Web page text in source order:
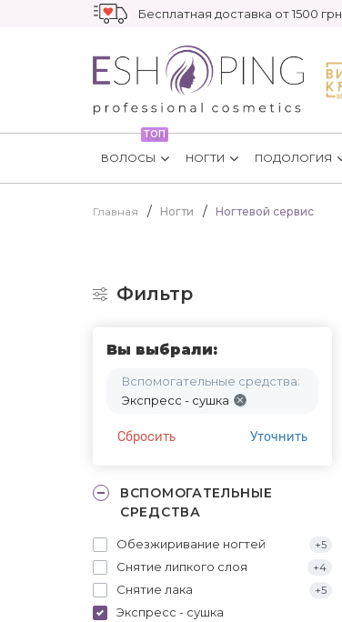
Бесплатная доставка от 1500 грн
ТОП
ВОЛОСЫ НОГТИ ПОДОЛОГИЯ
Главная Ногти Ногтевой сервис
Фильтр
Вы выбрали:
Вспомогательные средства:
Экспресс - сушка
Сбросить Уточнить
ВСПОМОГАТЕЛЬНЫЕ
СРЕДСТВА
Обезжиривание ногтей +5
Снятие липкого слоя +4
Снятие лака +5
Экспресс - сушка